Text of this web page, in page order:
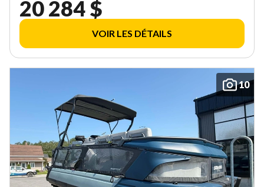
20 284 $
VOIR LES DÉTAILS
10